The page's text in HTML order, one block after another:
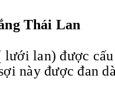
Thái Lan
lan) được cấu
này được đan